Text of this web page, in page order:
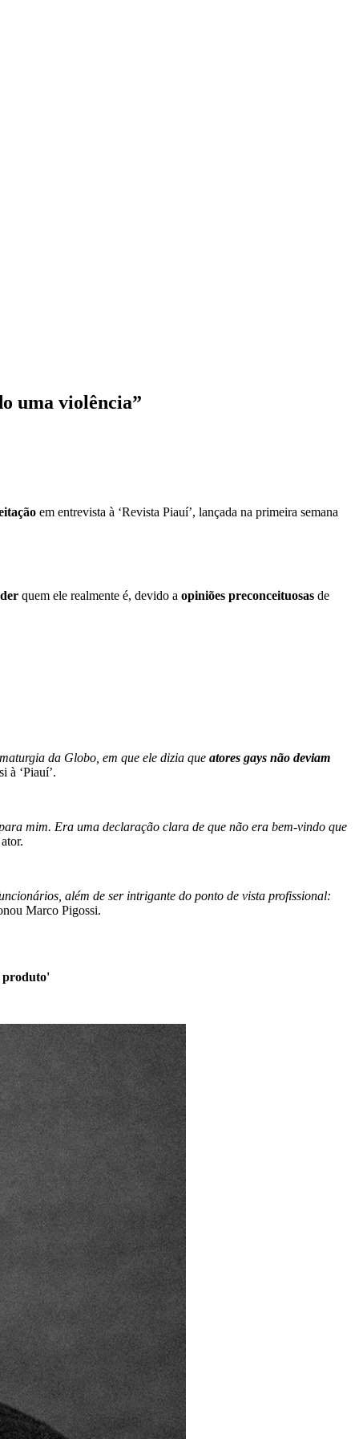
uma violência”
em entrevista à ‘Revista Piauí’, lançada na primeira semana
quem ele realmente é, devido a opiniões preconceituosas de
da Globo, em que ele dizia que atores gays não deviam
à ‘Piauí’.
mim. Era uma declaração clara de que não era bem-vindo que
além de ser intrigante do ponto de vista profissional:
Marco Pigossi.
produto'